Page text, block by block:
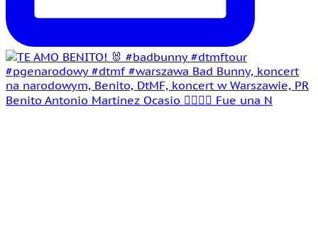
Benito Antonio Martínez Ocasio 🤵‍♂️👰‍♀️ Fue una N